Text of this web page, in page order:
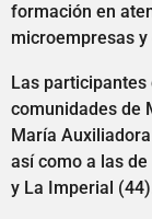
formación en
microempresas
Las
comunidades de
María
así como a las
y La Imperial